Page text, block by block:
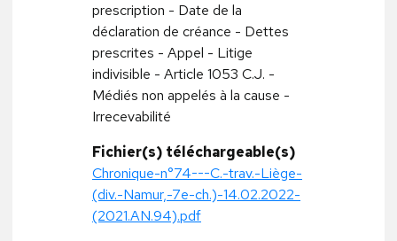
prescription - Date de la
déclaration de créance - Dettes
prescrites - Appel - Litige
indivisible - Article 1053 C.J. -
Médiés non appelés à la cause -
Irrecevabilité
Fichier(s) téléchargeable(s)
Chronique-n°74---C.-trav.-Liège-
(div.-Namur,-7e-ch.)-14.02.2022-
(2021.AN.94).pdf